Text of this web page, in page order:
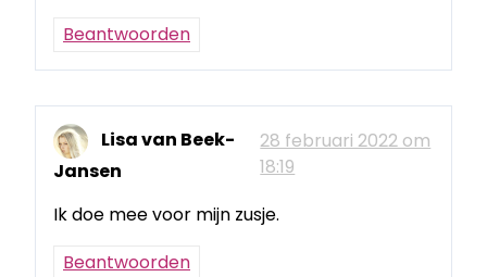
Beantwoorden
Lisa van Beek-
Jansen
28 februari 2022 om
18:19
Ik doe mee voor mijn zusje.
Beantwoorden